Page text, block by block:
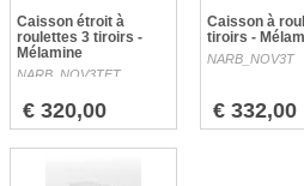
Caisson étroit à
roulettes 3 tiroirs -
Mélamine
NARB_NOV3TET
€ 320,00
Caisson à
tiroirs -
NARB_NOV3T
€ 332,00